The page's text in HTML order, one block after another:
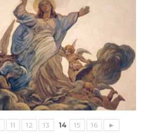
11 12 13 14 15 16 ►